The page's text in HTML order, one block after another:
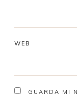
WEB
GUARDA MI